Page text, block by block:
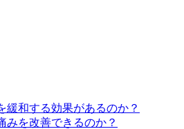
緩和する効果があるのか？
みを改善できるのか？